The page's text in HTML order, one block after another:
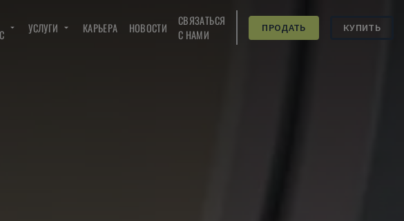
УСЛУГИ КАРЬЕРА НОВОСТИ
СВЯЗАТЬСЯ
С НАМИ
ПРОДАТЬ КУПИТЬ